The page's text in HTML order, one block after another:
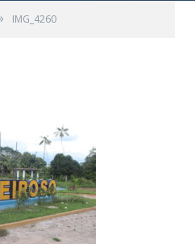
IMG_4260